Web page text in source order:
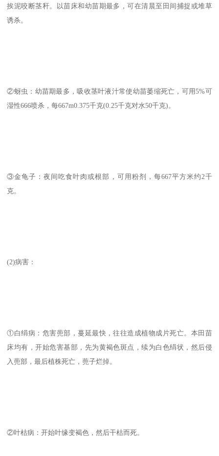
挨泥咬断茎秆。以苗床和幼苗期最多，可在清晨至田间捕捉或堆草
诱杀。
②蚜虫：幼苗期最多，吸收茎叶液汁常使幼苗萎缩死亡，可用5%可
湿性666喷杀，每667m0.375千克(0.25千克对水50千克)。
③金龟子：夜间吃食叶肉或根部，可用粉剂，每667平方米约2千
克。
(2)病害：
①白绢病：危害蔸部，蔓延最快，往往造成植物成片死亡。本田苗
床均有，开始危害基部，先为黄褐色斑点，续为白色绢状，然后侵
入蔸部，最后植株死亡，蔸子烂掉。
②叶枯病：开始叶缘变褐色，然后干枯而死。